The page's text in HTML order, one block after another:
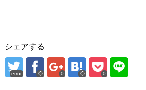
シェアする
error 0 0